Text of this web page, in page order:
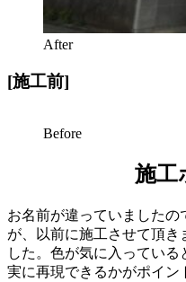
After
[施工前]
Before
施工
お名前が違っていましたの
が、以前に施工させて頂
した。色が気に入ってい
実に再現できるかがポイン